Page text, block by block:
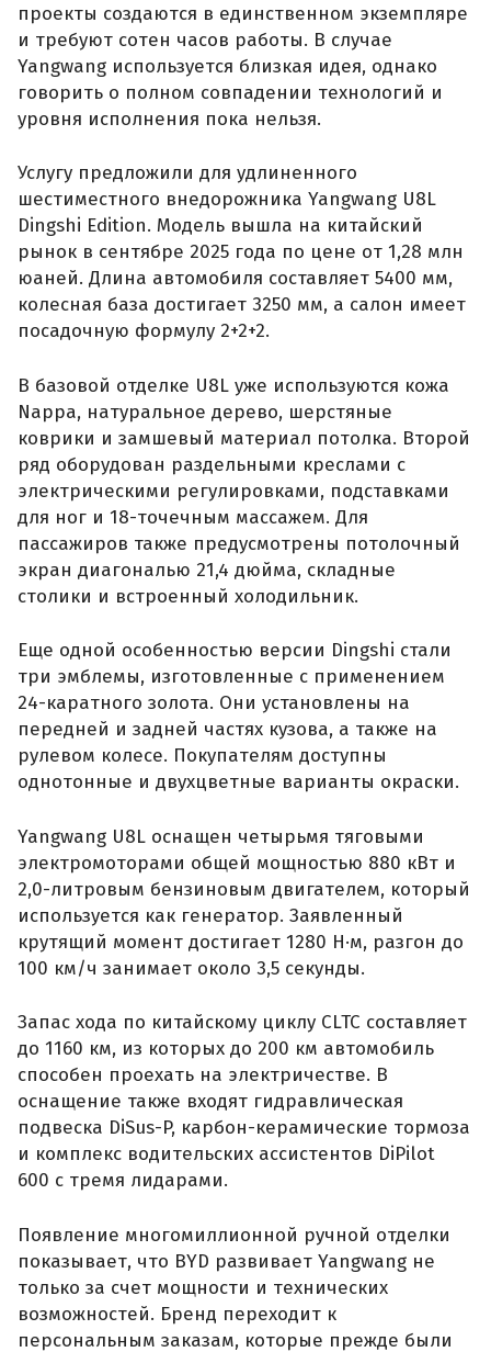
проекты создаются в единственном экземпляре
и требуют сотен часов работы. В случае
Yangwang используется близкая идея, однако
говорить о полном совпадении технологий и
уровня исполнения пока нельзя.
Услугу предложили для удлиненного
шестиместного внедорожника Yangwang U8L
Dingshi Edition. Модель вышла на китайский
рынок в сентябре 2025 года по цене от 1,28 млн
юаней. Длина автомобиля составляет 5400 мм,
колесная база достигает 3250 мм, а салон имеет
посадочную формулу 2+2+2.
В базовой отделке U8L уже используются кожа
Nappa, натуральное дерево, шерстяные
коврики и замшевый материал потолка. Второй
ряд оборудован раздельными креслами с
электрическими регулировками, подставками
для ног и 18-точечным массажем. Для
пассажиров также предусмотрены потолочный
экран диагональю 21,4 дюйма, складные
столики и встроенный холодильник.
Еще одной особенностью версии Dingshi стали
три эмблемы, изготовленные с применением
24-каратного золота. Они установлены на
передней и задней частях кузова, а также на
рулевом колесе. Покупателям доступны
однотонные и двухцветные варианты окраски.
Yangwang U8L оснащен четырьмя тяговыми
электромоторами общей мощностью 880 кВт и
2,0-литровым бензиновым двигателем, который
используется как генератор. Заявленный
крутящий момент достигает 1280 Н·м, разгон до
100 км/ч занимает около 3,5 секунды.
Запас хода по китайскому циклу CLTC составляет
до 1160 км, из которых до 200 км автомобиль
способен проехать на электричестве. В
оснащение также входят гидравлическая
подвеска DiSus-P, карбон-керамические тормоза
и комплекс водительских ассистентов DiPilot
600 с тремя лидарами.
Появление многомиллионной ручной отделки
показывает, что BYD развивает Yangwang не
только за счет мощности и технических
возможностей. Бренд переходит к
персональным заказам, которые прежде были